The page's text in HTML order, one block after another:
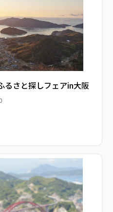
るさと探しフェアin大阪